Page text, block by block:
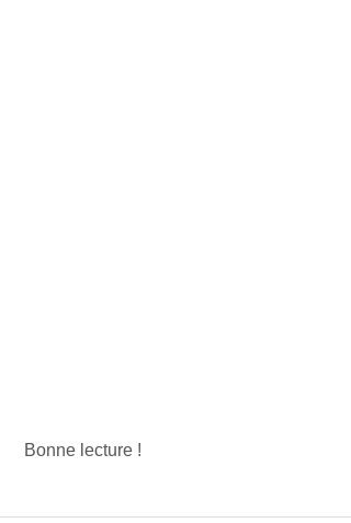
Bonne lecture !